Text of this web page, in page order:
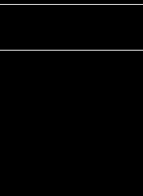
a la Z
sostenibilidad
calidad
correo electrónico